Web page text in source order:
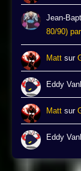
Jean-
80/90)
Matt sur
Eddy
Matt sur
Eddy